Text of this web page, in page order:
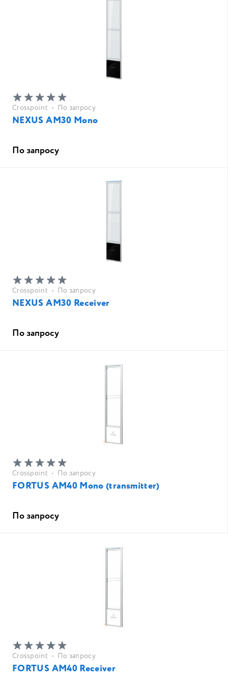
Crosspoint • По запросу
NEXUS AM30 Mono
По запросу
Crosspoint • По запросу
NEXUS AM30 Receiver
По запросу
Crosspoint • По запросу
FORTUS AM40 Mono (transmitter)
По запросу
Crosspoint • По запросу
FORTUS AM40 Receiver